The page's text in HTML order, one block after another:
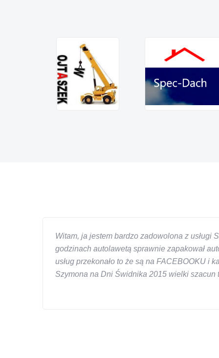
Witam, ja jestem bardzo zadowolona z usługi
godzinach autolawetą sprawnie zapakował
usług przekonało to że są na FACEBOOKU i
Szymona na Dni Świdnika 2015 wielki szacun